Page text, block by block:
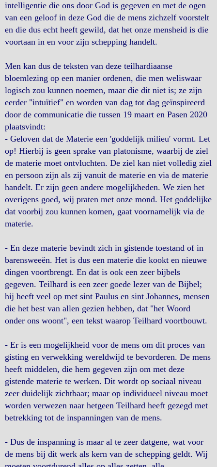
intelligentie die ons door God is gegeven en met de ogen
van een geloof in deze God die de mens zichzelf voorstelt
en die dus echt heeft gewild, dat het onze mensheid is die
voortaan in en voor zijn schepping handelt.
Men kan dus de teksten van deze teilhardiaanse
bloemlezing op een manier ordenen, die men weliswaar
logisch zou kunnen noemen, maar die dit niet is; ze zijn
eerder "intuïtief" en worden van dag tot dag geïnspireerd
door de communicatie die tussen 19 maart en Pasen 2020
plaatsvindt:
- Geloven dat de Materie een 'goddelijk milieu' vormt. Let
op! Hierbij is geen sprake van platonisme, waarbij de ziel
de materie moet ontvluchten. De ziel kan niet volledig ziel
en persoon zijn als zij vanuit de materie en via de materie
handelt. Er zijn geen andere mogelijkheden. We zien het
overigens goed, wij praten met onze mond. Het goddelijke
dat voorbij zou kunnen komen, gaat voornamelijk via de
materie.
- En deze materie bevindt zich in gistende toestand of in
barensweeën. Het is dus een materie die kookt en nieuwe
dingen voortbrengt. En dat is ook een zeer bijbels
gegeven. Teilhard is een zeer goede lezer van de Bijbel;
hij heeft veel op met sint Paulus en sint Johannes, mensen
die het best van allen gezien hebben, dat "het Woord
onder ons woont", een tekst waarop Teilhard voortbouwt.
- Er is een mogelijkheid voor de mens om dit proces van
gisting en verwekking wereldwijd te bevorderen. De mens
heeft middelen, die hem gegeven zijn om met deze
gistende materie te werken. Dit wordt op sociaal niveau
zeer duidelijk zichtbaar; maar op individueel niveau moet
worden verwezen naar hetgeen Teilhard heeft gezegd met
betrekking tot de inspanningen van de mens.
- Dus de inspanning is maar al te zeer datgene, wat voor
de mens bij dit werk als kern van de schepping geldt. Wij